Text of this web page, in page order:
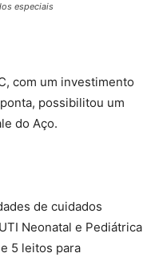
especiais
com um investimento
possibilitou um
do Aço.
de cuidados
Neonatal e Pediátrica
5 leitos para